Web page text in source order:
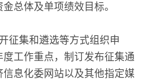
总体及单项绩效目标。
征集和遴选等方式组织申
工作重点，制订发布征集通
息化委网站以及其他指定媒